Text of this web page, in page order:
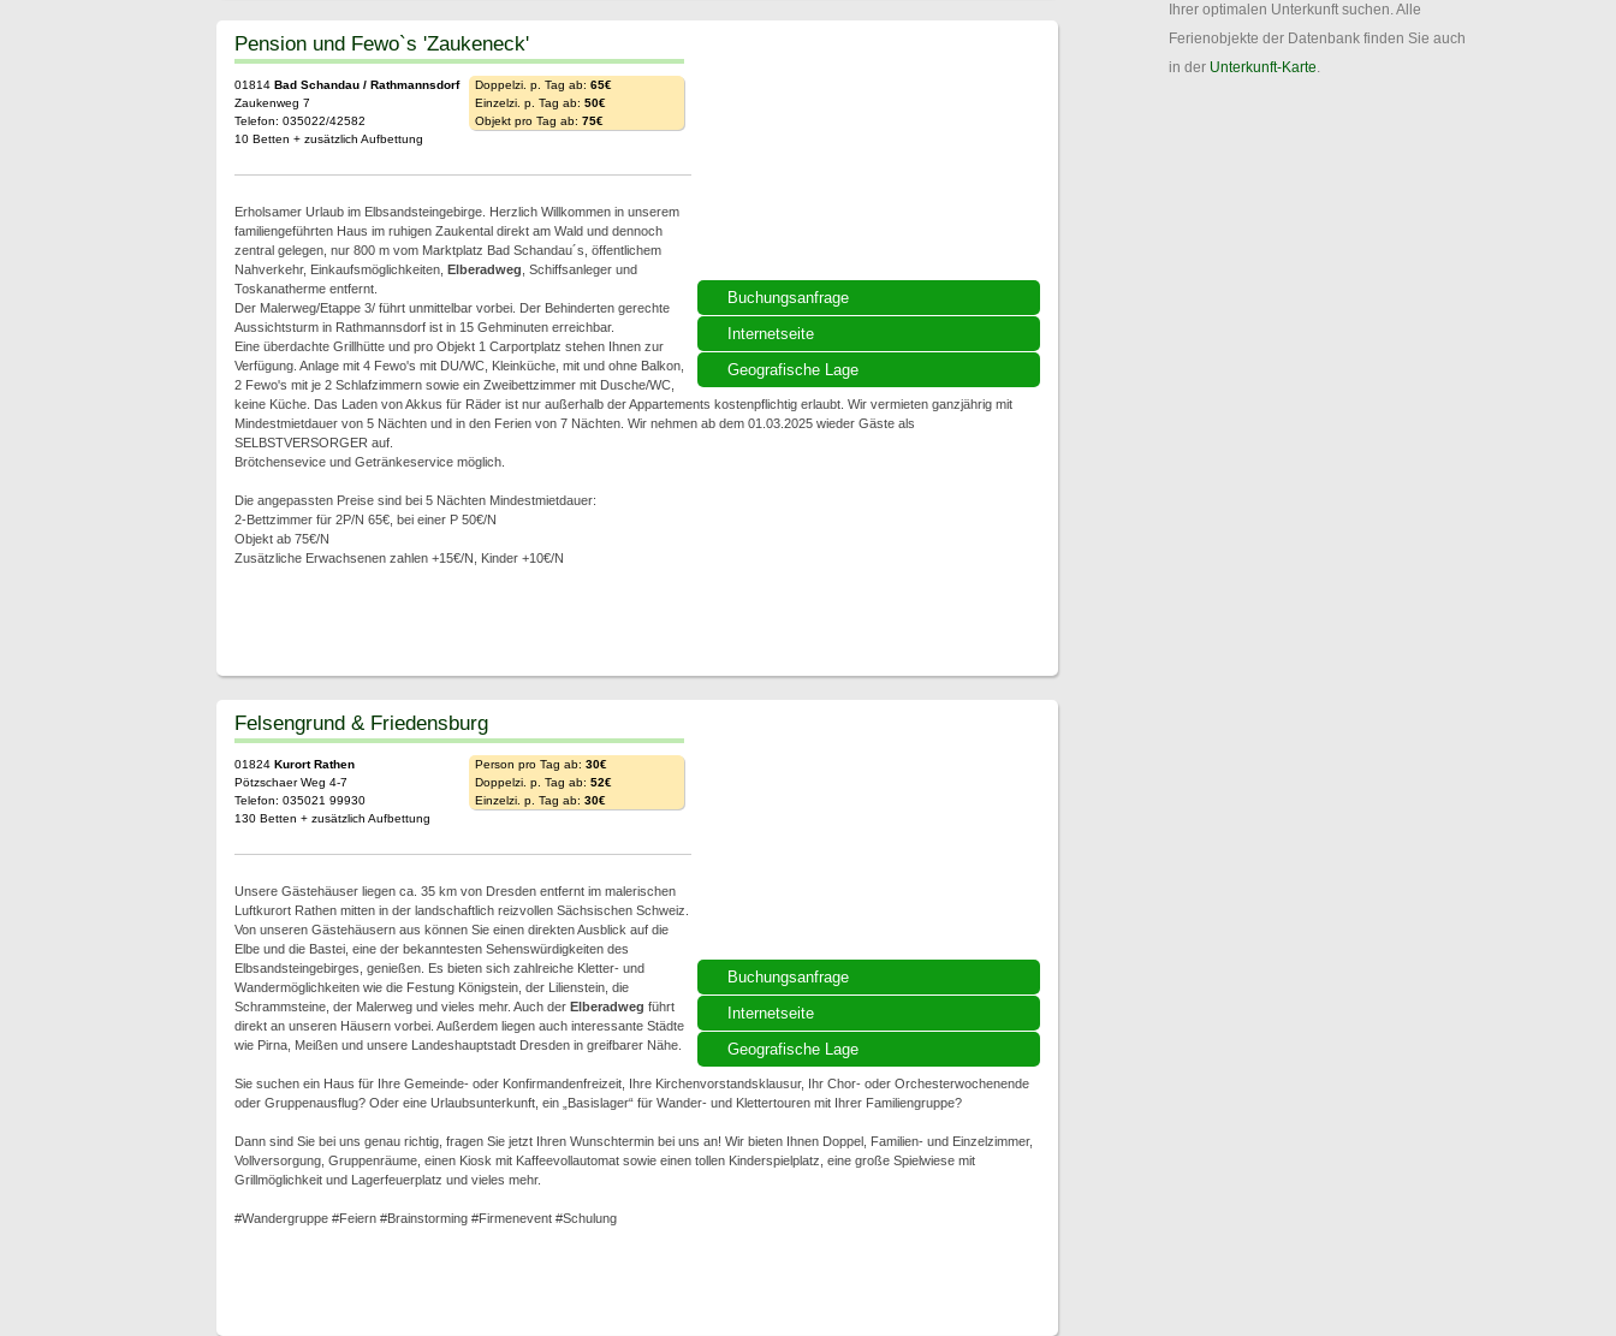
Buchungsanfrage
Internetseite
Geografische Lage
Pension und Fewo`s 'Zaukeneck'
01814 Bad Schandau / Rathmannsdorf
Zaukenweg 7
Telefon: 035022/42582
10 Betten + zusätzlich Aufbettung
Doppelzi. p. Tag ab: 65€
Einzelzi. p. Tag ab: 50€
Objekt pro Tag ab: 75€
Erholsamer Urlaub im Elbsandsteingebirge. Herzlich Willkommen in unserem
familiengeführten Haus im ruhigen Zaukental direkt am Wald und dennoch
zentral gelegen, nur 800 m vom Marktplatz Bad Schandau´s, öffentlichem
Nahverkehr, Einkaufsmöglichkeiten, Elberadweg , Schiffsanleger und
Toskanatherme entfernt.
Der Malerweg/Etappe 3/ führt unmittelbar vorbei. Der Behinderten gerechte
Aussichtsturm in Rathmannsdorf ist in 15 Gehminuten erreichbar.
Eine überdachte Grillhütte und pro Objekt 1 Carportplatz stehen Ihnen zur
Verfügung. Anlage mit 4 Fewo's mit DU/WC, Kleinküche, mit und ohne Balkon,
2 Fewo's mit je 2 Schlafzimmern sowie ein Zweibettzimmer mit Dusche/WC,
keine Küche. Das Laden von Akkus für Räder ist nur außerhalb der Appartements kostenpflichtig erlaubt. Wir vermieten ganzjährig mit
Mindestmietdauer von 5 Nächten und in den Ferien von 7 Nächten. Wir nehmen ab dem 01.03.2025 wieder Gäste als
SELBSTVERSORGER auf.
Brötchensevice und Getränkeservice möglich.
Die angepassten Preise sind bei 5 Nächten Mindestmietdauer:
2-Bettzimmer für 2P/N 65€, bei einer P 50€/N
Objekt ab 75€/N
Zusätzliche Erwachsenen zahlen +15€/N, Kinder +10€/N
Buchungsanfrage
Internetseite
Geografische Lage
Felsengrund & Friedensburg
01824 Kurort Rathen
Pötzschaer Weg 4-7
Telefon: 035021 99930
130 Betten + zusätzlich Aufbettung
Person pro Tag ab: 30€
Doppelzi. p. Tag ab: 52€
Einzelzi. p. Tag ab: 30€
Unsere Gästehäuser liegen ca. 35 km von Dresden entfernt im malerischen
Luftkurort Rathen mitten in der landschaftlich reizvollen Sächsischen Schweiz.
Von unseren Gästehäusern aus können Sie einen direkten Ausblick auf die
Elbe und die Bastei, eine der bekanntesten Sehenswürdigkeiten des
Elbsandsteingebirges, genießen. Es bieten sich zahlreiche Kletter- und
Wandermöglichkeiten wie die Festung Königstein, der Lilienstein, die
Schrammsteine, der Malerweg und vieles mehr. Auch der Elberadweg führt
direkt an unseren Häusern vorbei. Außerdem liegen auch interessante Städte
wie Pirna, Meißen und unsere Landeshauptstadt Dresden in greifbarer Nähe.
Sie suchen ein Haus für Ihre Gemeinde- oder Konfirmandenfreizeit, Ihre Kirchenvorstandsklausur, Ihr Chor- oder Orchesterwochenende
oder Gruppenausflug? Oder eine Urlaubsunterkunft, ein „Basislager“ für Wander- und Klettertouren mit Ihrer Familiengruppe?
Dann sind Sie bei uns genau richtig, fragen Sie jetzt Ihren Wunschtermin bei uns an! Wir bieten Ihnen Doppel, Familien- und Einzelzimmer,
Vollversorgung, Gruppenräume, einen Kiosk mit Kaffeevollautomat sowie einen tollen Kinderspielplatz, eine große Spielwiese mit
Grillmöglichkeit und Lagerfeuerplatz und vieles mehr.
#Wandergruppe #Feiern #Brainstorming #Firmenevent #Schulung
Ihrer optimalen Unterkunft suchen. Alle
Ferienobjekte der Datenbank finden Sie auch
in der Unterkunft-Karte.